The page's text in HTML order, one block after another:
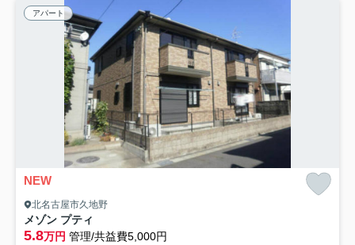
アパート
NEW
北名古屋市久地野
メゾン プティ
5.8万円 管理/共益費5,000円